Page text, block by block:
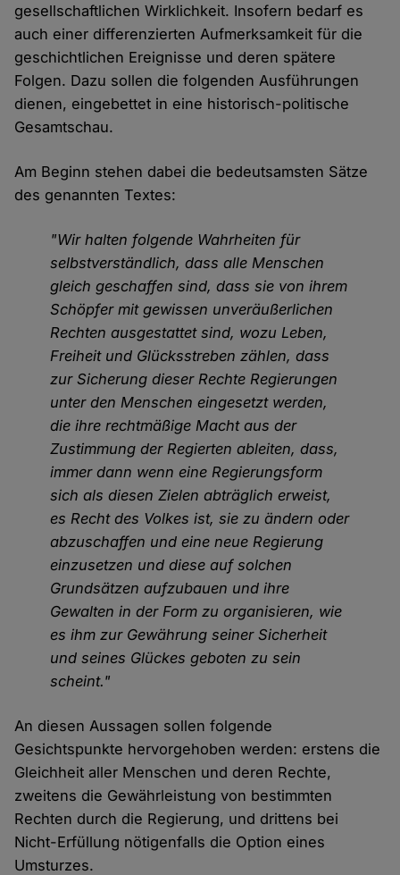
gesellschaftlichen Wirklichkeit. Insofern bedarf es
auch einer differenzierten Aufmerksamkeit für die
geschichtlichen Ereignisse und deren spätere
Folgen. Dazu sollen die folgenden Ausführungen
dienen, eingebettet in eine historisch-politische
Gesamtschau.
Am Beginn stehen dabei die bedeutsamsten Sätze
des genannten Textes:
"Wir halten folgende Wahrheiten für
selbstverständlich, dass alle Menschen
gleich geschaffen sind, dass sie von ihrem
Schöpfer mit gewissen unveräußerlichen
Rechten ausgestattet sind, wozu Leben,
Freiheit und Glücksstreben zählen, dass
zur Sicherung dieser Rechte Regierungen
unter den Menschen eingesetzt werden,
die ihre rechtmäßige Macht aus der
Zustimmung der Regierten ableiten, dass,
immer dann wenn eine Regierungsform
sich als diesen Zielen abträglich erweist,
es Recht des Volkes ist, sie zu ändern oder
abzuschaffen und eine neue Regierung
einzusetzen und diese auf solchen
Grundsätzen aufzubauen und ihre
Gewalten in der Form zu organisieren, wie
es ihm zur Gewährung seiner Sicherheit
und seines Glückes geboten zu sein
scheint."
An diesen Aussagen sollen folgende
Gesichtspunkte hervorgehoben werden: erstens die
Gleichheit aller Menschen und deren Rechte,
zweitens die Gewährleistung von bestimmten
Rechten durch die Regierung, und drittens bei
Nicht-Erfüllung nötigenfalls die Option eines
Umsturzes.